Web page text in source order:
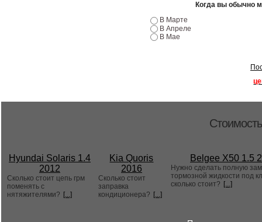
Когда вы обычно
В Марте
В Апреле
В Мае
Hyundai Solaris 1.4
2012
Сколько стоит цепь грм
поменять с
нятяжителями? [...]
Kia Quoris
2016
Сколько стоит
заправка
кондиционера? [...]
Belgee X50 1.5
Нужно сделать полную
тормозной жидкости под
сколько стоит? [...]